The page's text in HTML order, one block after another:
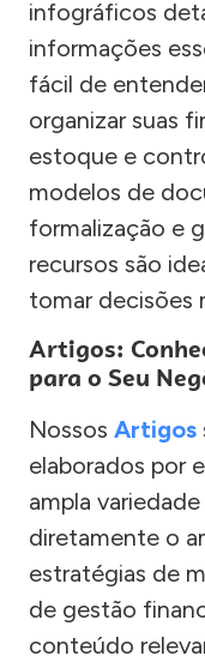
infográficos
informações
fácil de
organizar suas
estoque e
modelos de
formalização e
recursos são
tomar decisões
Artigos:
para o Seu
Nossos Artigos
elaborados por
ampla
diretamente o
estratégias de
de gestão
conteúdo